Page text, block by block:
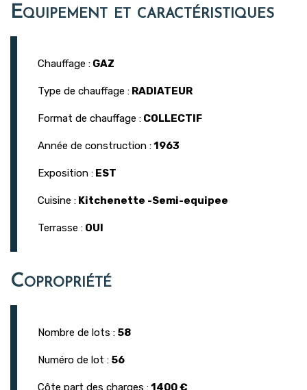
Equipement et caractéristiques
Chauffage : GAZ
Type de chauffage : RADIATEUR
Format de chauffage : COLLECTIF
Année de construction :1963
Exposition : EST
Cuisine : Kitchenette -Semi-equipee
Terrasse : OUI
Copropriété
Nombre de lots : 58
Numéro de lot : 56
Côte part des charges :1400 €